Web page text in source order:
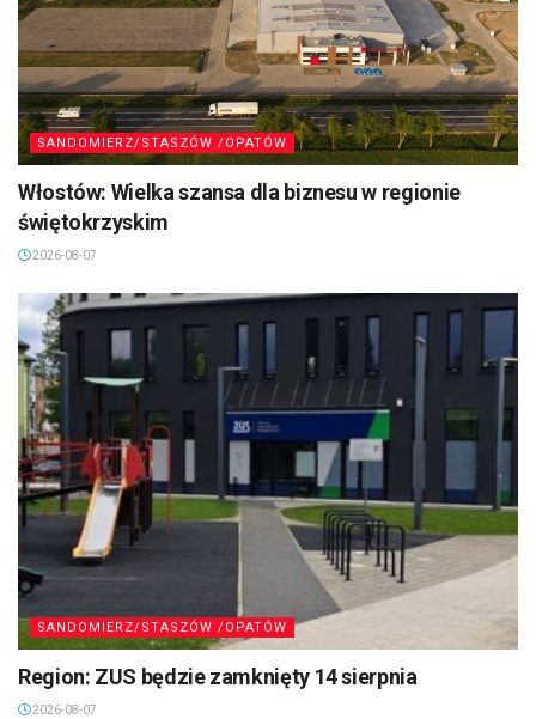
SANDOMIERZ/STASZÓW /OPATÓW
Włostów: Wielka szansa dla biznesu w regionie
świętokrzyskim
2026-08-07
SANDOMIERZ/STASZÓW /OPATÓW
Region: ZUS będzie zamknięty 14 sierpnia
2026-08-07